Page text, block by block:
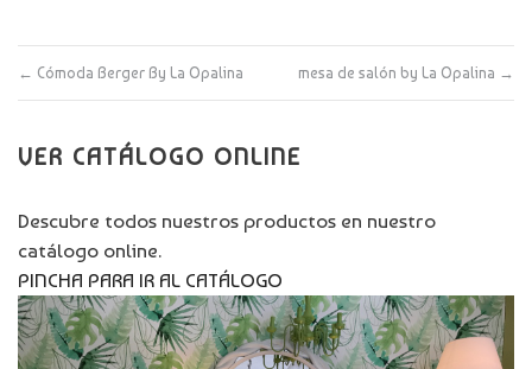
← Cómoda Berger By La Opalina mesa de salón by La Opalina →
VER CATÁLOGO ONLINE
Descubre todos nuestros productos en nuestro
catálogo online.
PINCHA PARA IR AL CATÁLOGO